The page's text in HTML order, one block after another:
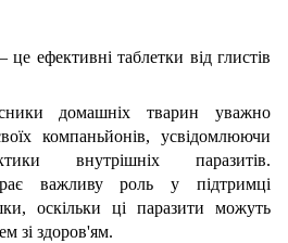
це ефективні таблетки від глистів
домашніх тварин уважно
компаньйонів, усвідомлюючи
внутрішніх паразитів.
важливу роль у підтримці
оскільки ці паразити можуть
зі здоров'ям.